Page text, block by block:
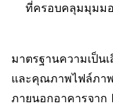
ที่ครอบคลุมมุมมอ
มาตรฐานความเป็
และคุณภาพไฟล์ภา
ภายนอกอาคารจาก